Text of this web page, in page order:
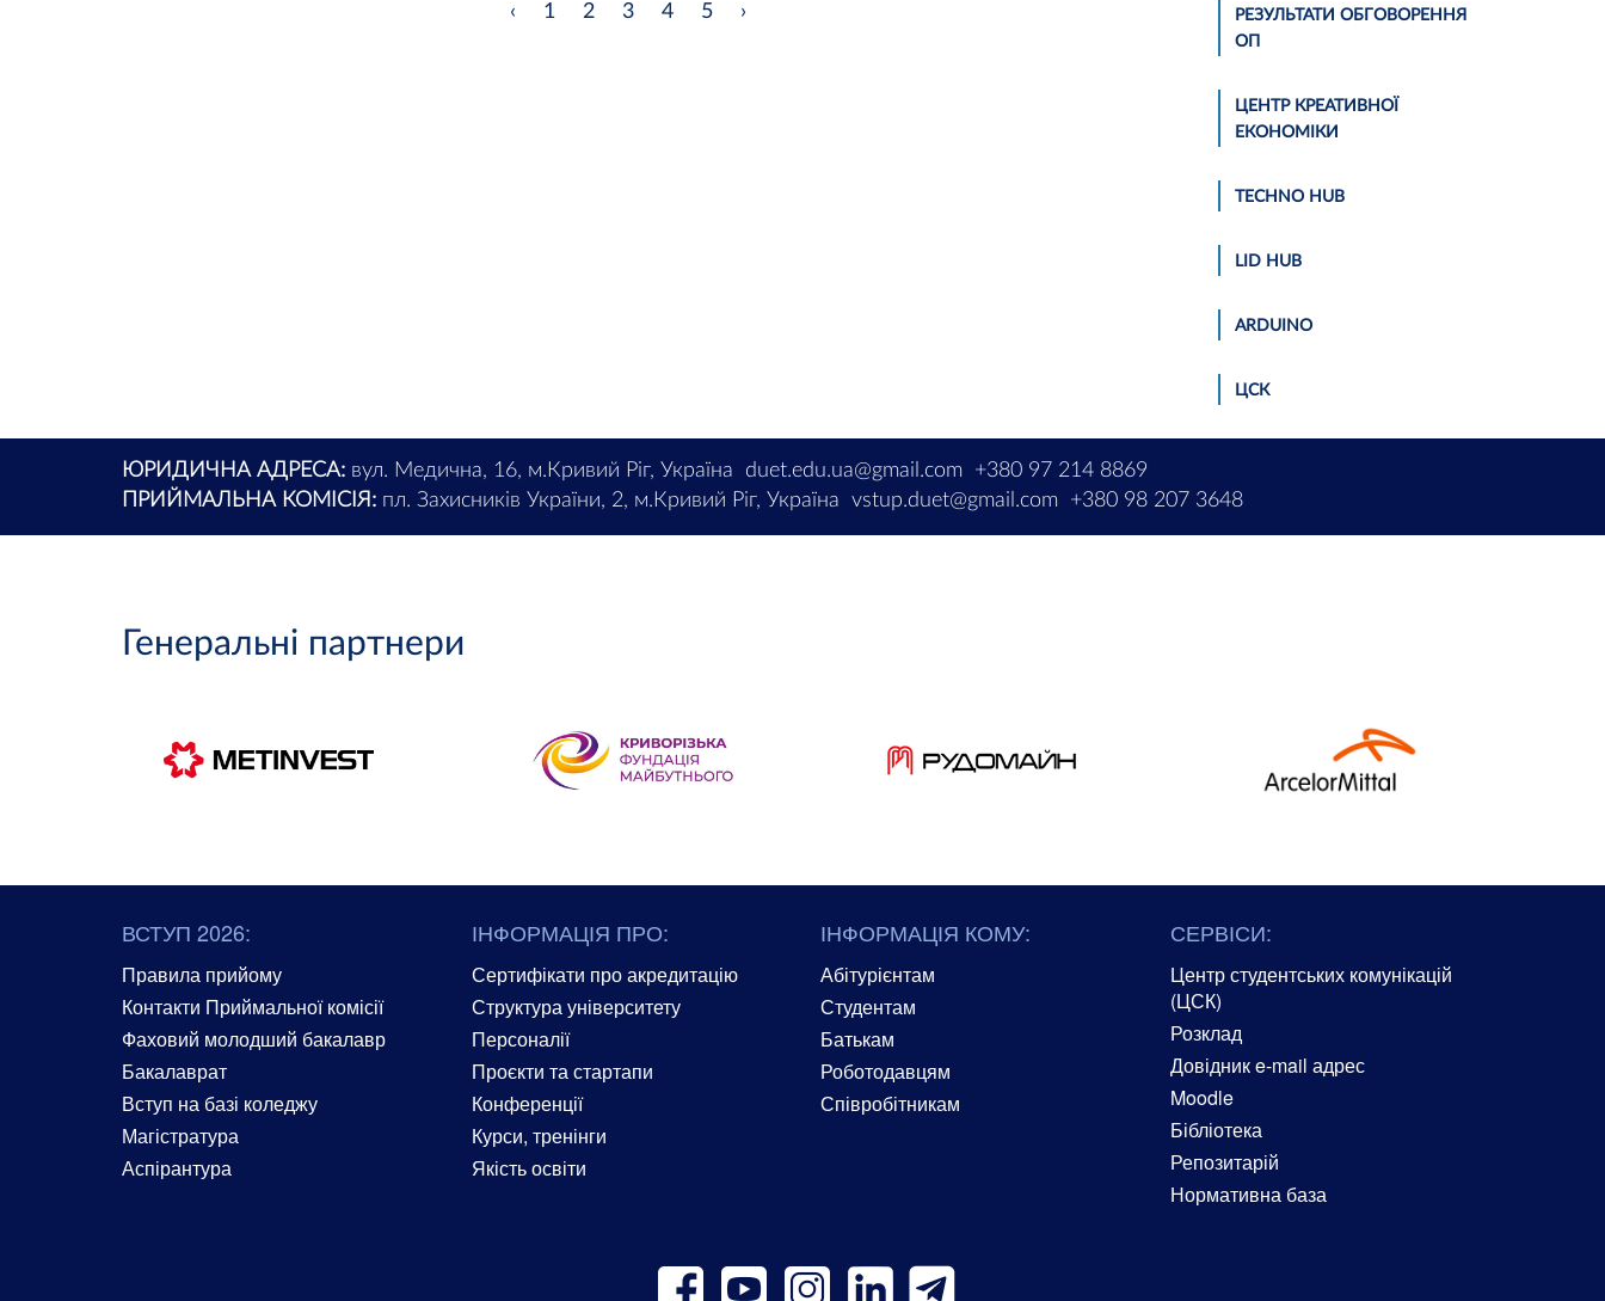
‹ 1 2 3 4 5 ›
РЕЗУЛЬТАТИ ОБГОВОРЕННЯ
ОП
ЦЕНТР КРЕАТИВНОЇ
ЕКОНОМІКИ
TECHNO HUB
LID HUB
АRDUINO
ЦСК
ЮРИДИЧНА АДРЕСА: вул. Медична, 16, м.Кривий Ріг, Україна duet.edu.ua@gmail.com
+380 97 214 8869
ПРИЙМАЛЬНА КОМІСІЯ: пл. Захисників України, 2, м.Кривий Ріг, Україна vstup.duet@gmail.com +380 98 207 3648
Генеральні партнери
ВСТУП 2026:
Правила прийому
Контакти Приймальної комісії
Фаховий молодший бакалавр
Бакалаврат
Вступ на базі коледжу
Магістратура
Аспірантура
ІНФОРМАЦІЯ ПРО:
Сертифікати про акредитацію
Структура університету
Персоналії
Проєкти та стартапи
Конференції
Курси, тренінги
Якість освіти
ІНФОРМАЦІЯ КОМУ:
Абітурієнтам
Студентам
Батькам
Роботодавцям
Співробітникам
СЕРВІСИ:
Центр студентських комунікацій
(ЦСК)
Розклад
Довідник e-mail адрес
Moodle
Бібліотека
Репозитарій
Нормативна база